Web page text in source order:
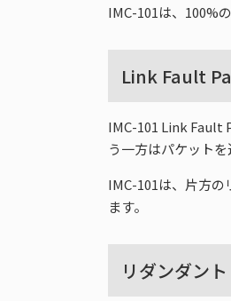
IMC-101は、100%
Link Fault
IMC-101 Link Fault
う一方はパケット
IMC-101は、片方
ます。
リダンダン